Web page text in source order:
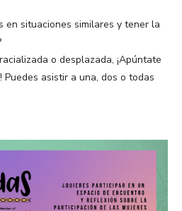
en situaciones similares y tener la
o desplazada, ¡Apúntate
asistir a una, dos o todas